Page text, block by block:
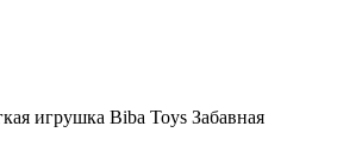
игрушка Biba Toys Забавная